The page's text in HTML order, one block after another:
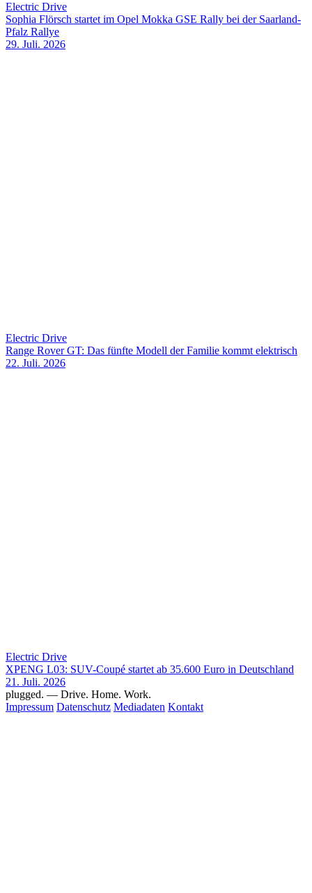
Electric Drive
Sophia Flörsch startet im Opel Mokka GSE Rally bei der Saarland-
Pfalz Rallye
29. Juli. 2026
Electric Drive
Range Rover GT: Das fünfte Modell der Familie kommt elektrisch
22. Juli. 2026
Electric Drive
XPENG L03: SUV-Coupé startet ab 35.600 Euro in Deutschland
21. Juli. 2026
plugged. — Drive. Home. Work.
Impressum Datenschutz Mediadaten Kontakt